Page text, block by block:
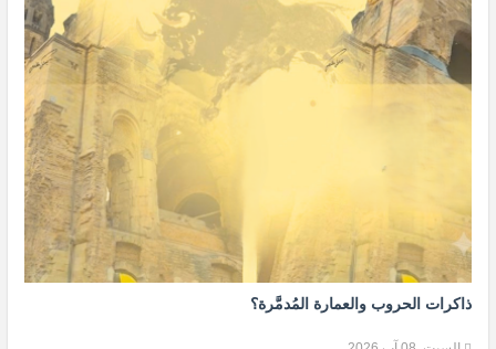
ذاكرات الحروب والعمارة المُدمَّرة؟